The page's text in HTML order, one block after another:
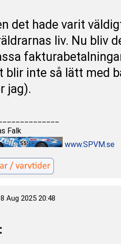
det hade varit
liv. Nu bliv
blir inte så lätt med
jag).
Falk
www.SPVM.se
Aug 2025 20:48